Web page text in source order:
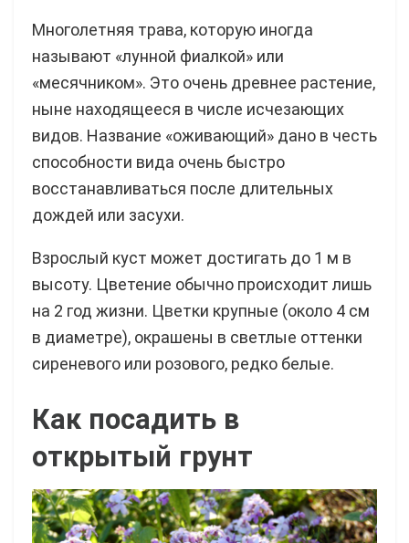
Многолетняя трава, которую иногда
называют «лунной фиалкой» или
«месячником». Это очень древнее растение,
ныне находящееся в числе исчезающих
видов. Название «оживающий» дано в честь
способности вида очень быстро
восстанавливаться после длительных
дождей или засухи.
Взрослый куст может достигать до 1 м в
высоту. Цветение обычно происходит лишь
на 2 год жизни. Цветки крупные (около 4 см
в диаметре), окрашены в светлые оттенки
сиреневого или розового, редко белые.
Как посадить в
открытый грунт